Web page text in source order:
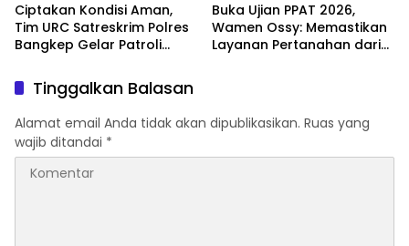
Ciptakan Kondisi Aman,
Tim URC Satreskrim Polres
Bangkep Gelar Patroli
Buka Ujian PPAT 2026,
Wamen Ossy: Memastikan
Layanan Pertanahan dari
Tinggalkan Balasan
Alamat email Anda tidak akan dipublikasikan. Ruas yang
wajib ditandai *